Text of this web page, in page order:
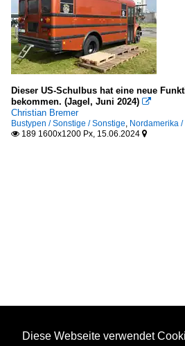
Dieser US-Schulbus hat eine neue
bekommen. (Jagel, Juni 2024) 
Christian Bremer
Bustypen / Sonstige / Sonstige, Nordamerika
 189 1600x1200 Px, 15.06.2024 
Diese Webseite verwendet